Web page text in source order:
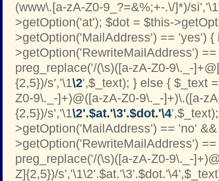
(www\.[a-zA-Z0-9_?=&%;+-.\/]*)/si','\1
>getOption('at'); $dot = $this-
>getOption('MailAddress') == 'yes') {
>getOption('RewriteMailAddress')
preg_replace('/(\s)([a-zA-Z0-9\._-
{2,5})/s','\1\2',$_text); } else { $_text
Z0-9\._-]+)@([a-zA-Z0-9\._-]+)\.([a-
{2,5})/s','\1\2'.$at.'\3'.$dot.'\4
>getOption('MailAddress') == 'no'
>getOption('RewriteMailAddress')
preg_replace('/(\s)([a-zA-Z0-9\._-
Z]{2,5})/